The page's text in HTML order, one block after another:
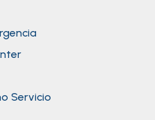
Servicio